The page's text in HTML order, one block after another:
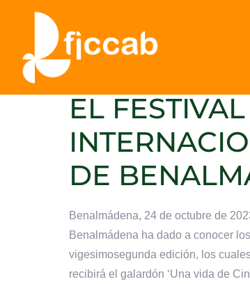
ANA BELÉN
ROVIRA,
EL FESTIVAL
DE
Benalmádena, 24 de octubre de
Benalmádena ha dado a conocer
vigesimosegunda edición, los
recibirá el galardón ‘Una vida de